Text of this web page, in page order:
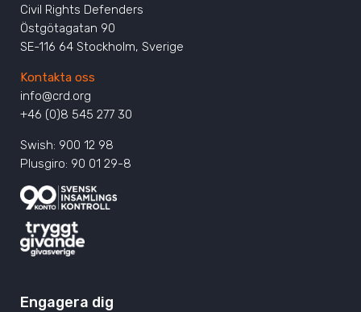
Civil Rights Defenders
Östgötagatan 90
SE-116 64 Stockholm, Sverige
Kontakta oss
info@crd.org
+46 (0)8 545 277 30
Swish: 900 12 98
Plusgiro: 90 01 29-8
Engagera dig